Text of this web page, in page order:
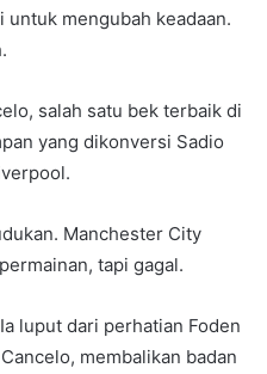
mengubah keadaan.
salah satu bek terbaik di
yang dikonversi Sadio
Manchester City
tapi gagal.
luput dari perhatian Foden
membalikan badan